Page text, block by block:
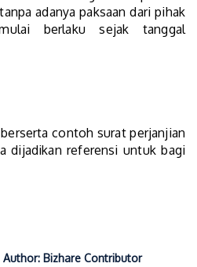
adanya paksaan dari pihak
berlaku sejak tanggal
contoh surat perjanjian
dijadikan referensi untuk bagi
Author: Bizhare Contributor